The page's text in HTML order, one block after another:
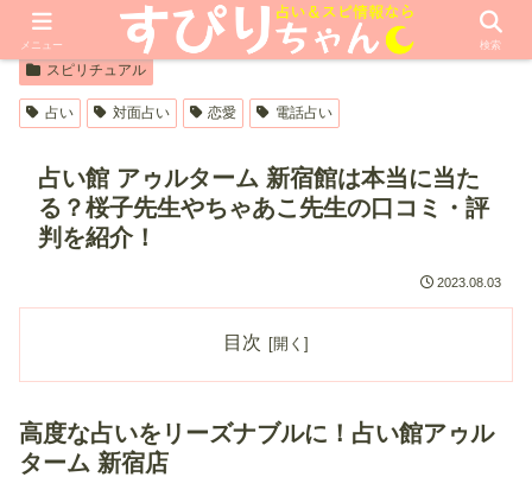
【PR】本ページはプロモーションが含まれています
スピリチュアル
占い 対面占い 恋愛 電話占い
占い館 アゥルターム 新宿館は本当に当た
る？桜子先生やちゃあこ先生の口コミ・評
判を紹介！
2023.08.03
目次
高度な占いをリーズナブルに！占い館アゥル
ターム 新宿店
メニュー 検索